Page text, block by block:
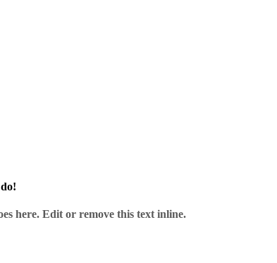
here. Edit or remove this text inline.
das Dart-Herz begehrt.